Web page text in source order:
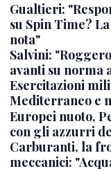
Gualtieri:
su Spin Time?
nota"
Salvini:
avanti su
Esercitazioni
Mediterraneo e
Europei nuoto,
con gli azzurri
Carburanti, la
meccanici: